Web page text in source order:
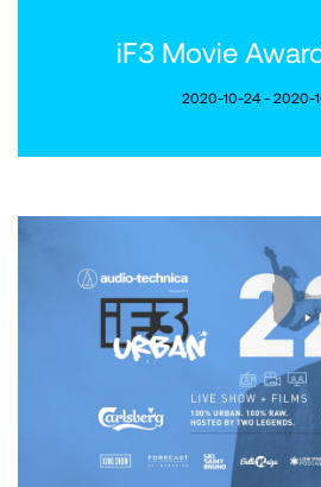
iF3 Movie
2020-10-24 - 2020-